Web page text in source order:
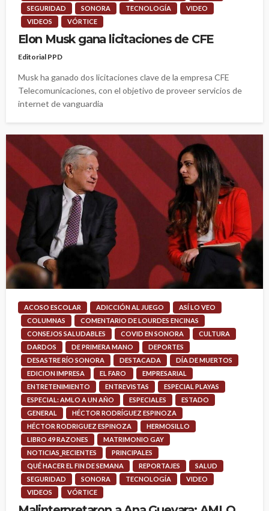
SEGURIDAD SONORA TECNOLOGÍA
VIDEO
VIDEOS
VÓRTICE
Elon Musk gana licitaciones de CFE
Editorial PPD
Musk ha ganado dos licitaciones clave de la empresa CFE
Telecomunicaciones, con el objetivo de proveer servicios de
internet de vanguardia
ACOSO ESCOLAR ADICCIÓN AL JUEGO
ASÍ LO VEO
COLUMNAS
COMENTARIO DE LOURDES ENCINAS
CONSEJOS SALUDABLES
COVID EN SONORA
CULTURA
DARDOS
DE PRIMERA MANO
DEPORTES
DESASTRE RÍO SONORA
DESTACADA
DÍA DE MUERTOS
EDICION IMPRESA
EL FARO
EMPRESARIAL
ENTRETENIMIENTO
ENTREVISTAS
ESPECIAL PLAYAS
ESPECIAL: AMLO A UN AÑO
ESPECIALES
ESTADO
GENERAL
HÉCTOR RODRÍGUEZ ESPINOZA
HÉCTOR RODRIGUEZ ESPINOZA
HERMOSILLO
LIBRO 49 RAZONES
MATRIMONIO GAY
NOTICIAS_RECIENTES
PRINCIPALES
QUÉ HACER EL FIN DE SEMANA
REPORTAJES
SALUD
SEGURIDAD
SONORA TECNOLOGÍA
VIDEO
VIDEOS
VÓRTICE